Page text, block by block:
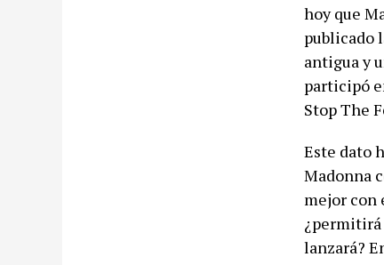
hoy que
publicado
antigua y
participó
Stop The
Este dato
Madonna
mejor con
¿permitirá
lanzará?